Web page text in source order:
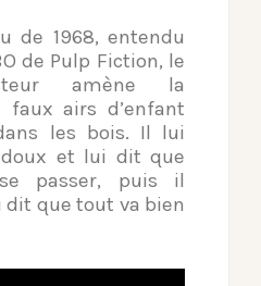
de 1968, entendu
de Pulp Fiction, le
amène la
faux airs d’enfant
les bois. Il lui
et lui dit que
passer, puis il
dit que tout va bien